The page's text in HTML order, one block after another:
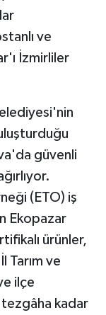
ve
İzmirliler
güvenli
(ETO) iş
Ekopazar
ürünler,
Tarım ve
ilçe
kadar